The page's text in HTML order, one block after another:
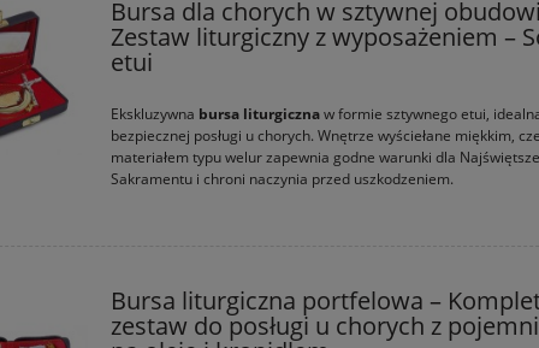
Bursa dla chorych w sztywnej
Zestaw liturgiczny z wyposażeniem –
etui
Ekskluzywna bursa liturgicznaw formie sztywnego etui,
bezpiecznej posługi u chorych. Wnętrze wyściełane miękkim,
materiałem typu welur zapewnia godne warunki dla
Sakramentu i chroni naczynia przed uszkodzeniem.
Bursa liturgiczna portfelowa –
zestaw do posługi u chorych z